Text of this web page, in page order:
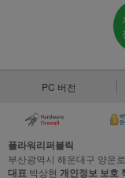
PC 버전
플라워리퍼블릭
부산광역시 해운대구 양운
대표 박상현 개인정보 보호